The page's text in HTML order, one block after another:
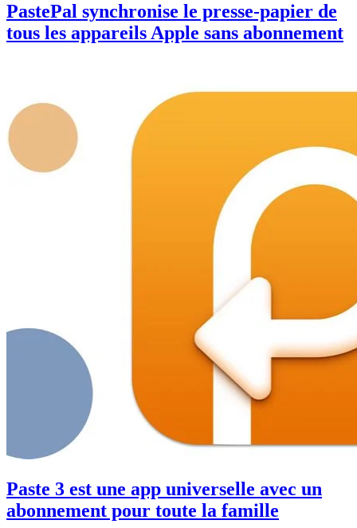
PastePal synchronise le presse-papier de
tous les appareils Apple sans abonnement
Paste 3 est une app universelle avec un
abonnement pour toute la famille